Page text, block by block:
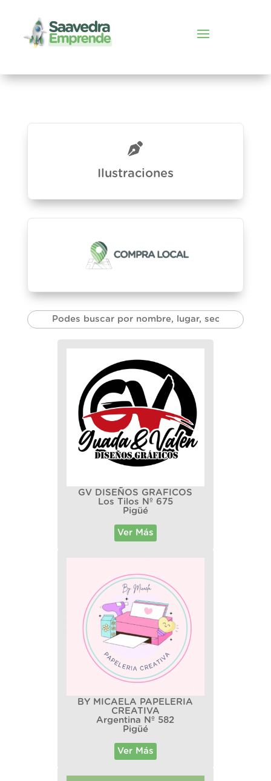
Ilustraciones
GV DISEÑOS GRAFICOS
Los Tilos Nº 675
Pigüé
Ver Más
BY MICAELA PAPELERIA
CREATIVA
Argentina Nº 582
Pigüé
Ver Más